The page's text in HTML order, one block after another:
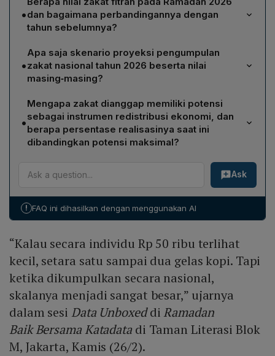
•dan bagaimana perbandingannya dengan
tahun sebelumnya?
Badan Amil Zakat Nasional (Baznas) menetapkan nilai
zakat fitrah Ramadan 2026 sebesar Rp 50.000 per
orang, naik dari Rp 47.000 pada tahun 2025.
•
Apa saja skenario proyeksi pengumpulan
zakat nasional tahun 2026 beserta nilai
masing‑masing?
Data Baznas memproyeksikan tiga skenario: skenario
optimistis mencapai Rp 65 triliun, skenario moderat Rp
63 triliun, dan skenario pesimistis Rp 56 triliun.
•
Mengapa zakat dianggap memiliki potensi
sebagai instrumen redistribusi ekonomi, dan
berapa persentase realisasinya saat ini
dibandingkan potensi maksimal?
Studi Baznas mengindikasikan potensi zakat nasional
dapat mencapai Rp 327 triliun per tahun, namun
realisasinya baru sekitar 10 %. Jadi masih terdapat
zakat dipakai untuk isu strategis seperti transisi energi
Ask
! FAQ ini dihasilkan dengan menggunakan AI
“Kalau secara individu Rp 50 ribu terlihat
kecil, setara satu sampai dua gelas kopi. Tapi
ketika dikumpulkan secara nasional,
skalanya menjadi sangat besar,” ujarnya
dalam sesi Data Unboxeddi Ramadan
Baik Bersama Katadatadi Taman Literasi Blok
M, Jakarta, Kamis (26/2).